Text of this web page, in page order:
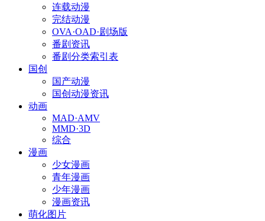
连载动漫
完结动漫
OVA·OAD·剧场版
番剧资讯
番剧分类索引表
国创
国产动漫
国创动漫资讯
动画
MAD·AMV
MMD·3D
综合
漫画
少女漫画
青年漫画
少年漫画
漫画资讯
萌化图片